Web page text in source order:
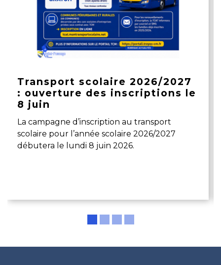
Transport scolaire 2026/2027
: ouverture des inscriptions le
8 juin
La campagne d’inscription au transport
scolaire pour l’année scolaire 2026/2027
débutera le lundi 8 juin 2026.